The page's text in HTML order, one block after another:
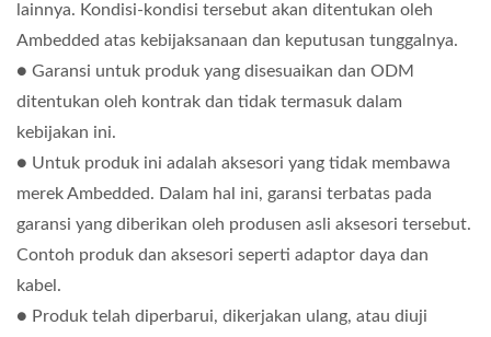
lainnya. Kondisi-kondisi tersebut akan ditentukan oleh
Ambedded atas kebijaksanaan dan keputusan tunggalnya.
● Garansi untuk produk yang disesuaikan dan ODM
ditentukan oleh kontrak dan tidak termasuk dalam
kebijakan ini.
● Untuk produk ini adalah aksesori yang tidak membawa
merek Ambedded. Dalam hal ini, garansi terbatas pada
garansi yang diberikan oleh produsen asli aksesori tersebut.
Contoh produk dan aksesori seperti adaptor daya dan
kabel.
● Produk telah diperbarui, dikerjakan ulang, atau diuji